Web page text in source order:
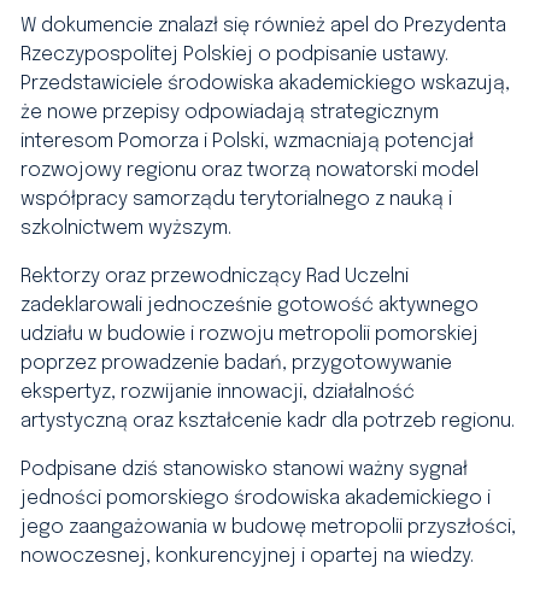
W dokumencie znalazł się również apel do Prezydenta
Rzeczypospolitej Polskiej o podpisanie ustawy.
Przedstawiciele środowiska akademickiego wskazują,
że nowe przepisy odpowiadają strategicznym
interesom Pomorza i Polski, wzmacniają potencjał
rozwojowy regionu oraz tworzą nowatorski model
współpracy samorządu terytorialnego z nauką i
szkolnictwem wyższym.
Rektorzy oraz przewodniczący Rad Uczelni
zadeklarowali jednocześnie gotowość aktywnego
udziału w budowie i rozwoju metropolii pomorskiej
poprzez prowadzenie badań, przygotowywanie
ekspertyz, rozwijanie innowacji, działalność
artystyczną oraz kształcenie kadr dla potrzeb regionu.
Podpisane dziś stanowisko stanowi ważny sygnał
jedności pomorskiego środowiska akademickiego i
jego zaangażowania w budowę metropolii przyszłości,
nowoczesnej, konkurencyjnej i opartej na wiedzy.